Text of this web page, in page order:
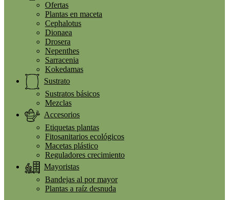
Ofertas
Plantas en maceta
Cephalotus
Dionaea
Drosera
Nepenthes
Sarracenia
Kokedamas
Sustrato
Sustratos básicos
Mezclas
Accesorios
Etiquetas plantas
Fitosanitarios ecológicos
Macetas plástico
Reguladores crecimiento
Mayoristas
Bandejas al por mayor
Plantas a raíz desnuda